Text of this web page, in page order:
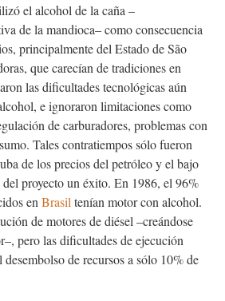
el alcohol de la caña –
de la mandioca– como consecuencia
principalmente del Estado de São
que carecían de tradicionesen
las dificultadestecnológicas aún
e ignoraron limitaciones como
de carburadores, problemas con
Tales contratiempos sólo fueron
de los precios del petróleo y el bajo
proyecto un éxito. En 1986, el 96%
en Brasil tenían motor con alcohol.
de motores de diésel –creándose
pero las dificultades de ejecución
de recursos a sólo 10% de